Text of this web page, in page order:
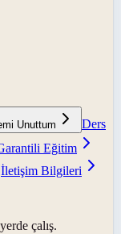
Unuttum
Ders
Eğitim
İletişim Bilgileri
çalış.